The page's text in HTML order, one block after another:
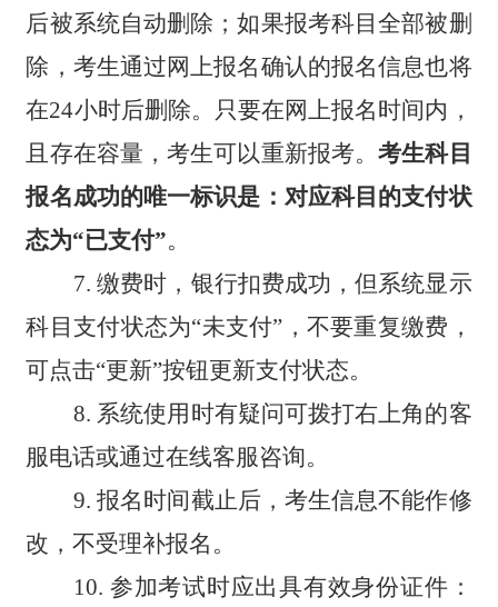
后被系统自动删除；如果报考科目全部被删
除，考生通过网上报名确认的报名信息也将
在24小时后删除。只要在网上报名时间内，
且存在容量，考生可以重新报考。考生科目
报名成功的唯一标识是：对应科目的支付状
态为“已支付”。
7.缴费时，银行扣费成功，但系统显示
科目支付状态为“未支付” ，不要重复缴费，
可点击“更新”按钮更新支付状态。
8. 系统使用时有疑问可拨打右上角的客
服电话或通过在线客服咨询。
9. 报名时间截止后，考生信息不能作修
改，不受理补报名。
10. 参加考试时应出具有效身份证件：